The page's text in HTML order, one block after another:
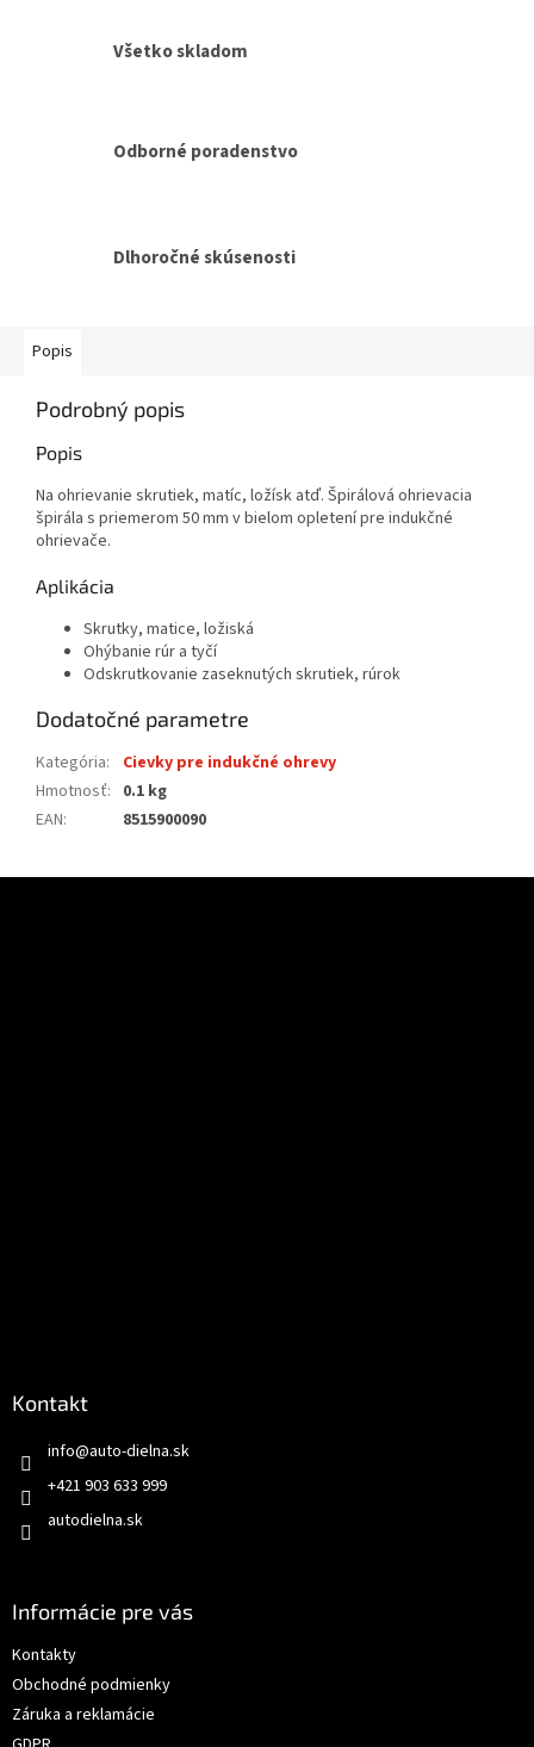
Všetko skladom
Odborné poradenstvo
Dlhoročné skúsenosti
Popis
Podrobný popis
Popis
Na ohrievanie skrutiek, matíc, ložísk atď. Špirálová ohrievacia
špirála s priemerom 50 mm v bielom opletení pre indukčné
ohrievače.
Aplikácia
Skrutky, matice, ložiská
Ohýbanie rúr a tyčí
Odskrutkovanie zaseknutých skrutiek, rúrok
Dodatočné parametre
Kategória:
Cievky pre indukčné ohrevy
Hmotnosť: 0.1 kg
EAN: 8515900090
Kontakt
info@auto-dielna.sk
+421 903 633 999
autodielna.sk
Informácie pre vás
Kontakty
Obchodné podmienky
Záruka a reklamácie